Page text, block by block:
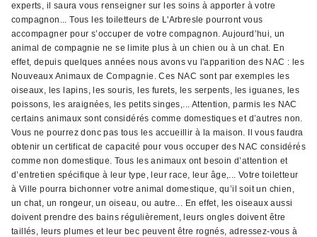
experts, il saura vous renseigner sur les soins à apporter à votre
compagnon... Tous les toiletteurs de L'Arbresle pourront vous
accompagner pour s’occuper de votre compagnon. Aujourd’hui, un
animal de compagnie ne se limite plus à un chien ou à un chat. En
effet, depuis quelques années nous avons vu l'apparition des NAC : les
Nouveaux Animaux de Compagnie. Ces NAC sont par exemples les
oiseaux, les lapins, les souris, les furets, les serpents, les iguanes, les
poissons, les araignées, les petits singes,... Attention, parmis les NAC
certains animaux sont considérés comme domestiques et d’autres non.
Vous ne pourrez donc pas tous les accueillir à la maison. Il vous faudra
obtenir un certificat de capacité pour vous occuper des NAC considérés
comme non domestique. Tous les animaux ont besoin d’attention et
d’entretien spécifique à leur type, leur race, leur âge,... Votre toiletteur
à Ville pourra bichonner votre animal domestique, qu’il soit un chien,
un chat, un rongeur, un oiseau, ou autre... En effet, les oiseaux aussi
doivent prendre des bains régulièrement, leurs ongles doivent être
taillés, leurs plumes et leur bec peuvent être rognés, adressez-vous à